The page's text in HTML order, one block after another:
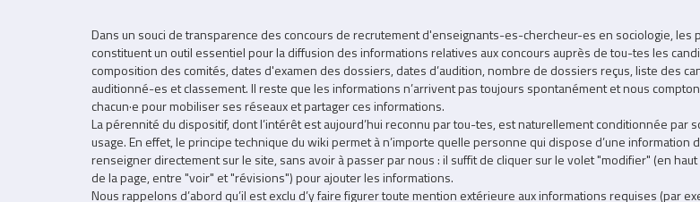
Dans un souci de transparence des concours de recrutement d'enseignants-es-chercheur-es en sociologie, les
constituent un outil essentiel pour la diffusion des informations relatives aux concours auprès de tou-tes les
composition des comités, dates d'examen des dossiers, dates d’audition, nombre de dossiers reçus, liste des
auditionné-es et classement. Il reste que les informations n’arrivent pas toujours spontanément et nous
chacun·e pour mobiliser ses réseaux et partager ces informations.
La pérennité du dispositif, dont l’intérêt est aujourd’hui reconnu par tou-tes, est naturellement conditionnée par
usage. En effet, le principe technique du wiki permet à n’importe quelle personne qui dispose d’une information
renseigner directement sur le site, sans avoir à passer par nous : il suffit de cliquer sur le volet "modifier" (en haut
de la page, entre "voir" et "révisions") pour ajouter les informations.
Nous rappelons d’abord qu’il est exclu d’y faire figurer toute mention extérieure aux informations requises (par